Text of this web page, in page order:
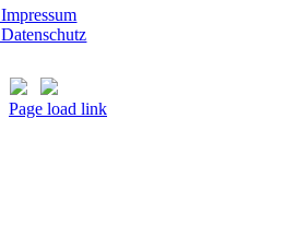
Page load link